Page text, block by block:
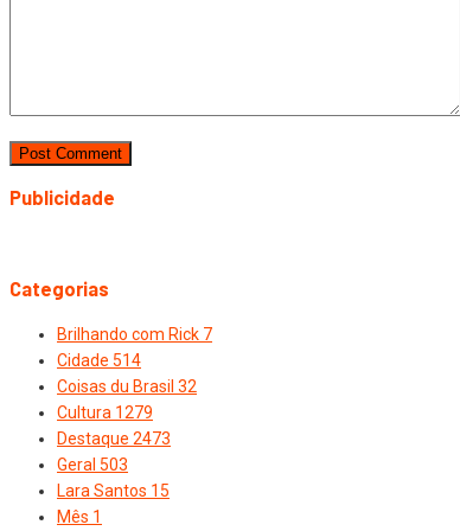
Publicidade
Categorias
Brilhando com Rick 7
Cidade 514
Coisas du Brasil 32
Cultura 1279
Destaque 2473
Geral 503
Lara Santos 15
Mês 1